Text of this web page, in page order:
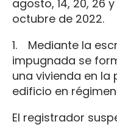
agosto, 14, 20, 26
octubre de 2022.
1. Mediante la
impugnada se
una vivienda en la
edificio en
El registrador